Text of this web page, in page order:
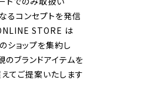
るコンセプトを発信
STORE は
ショップを集約し
ブランドアイテムを
てご提案いたします